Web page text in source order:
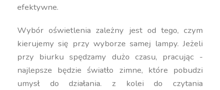
efektywne.
Wybór oświetlenia zależny jest od tego, czym
kierujemy się przy wyborze samej lampy. Jeżeli
przy biurku spędzamy dużo czasu, pracując -
najlepsze będzie światło zimne, które pobudzi
umysł do działania. z kolei do czytania